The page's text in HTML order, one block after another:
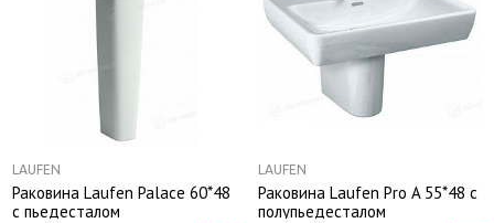
LAUFEN
Раковина Laufen Palace 60*48
с пьедесталом
LAUFEN
Раковина Laufen Рro A 55*48 с
полупьедесталом